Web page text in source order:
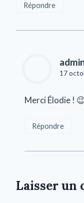
Répondre
17
Merci Élodie !
Répondre
Laisser un